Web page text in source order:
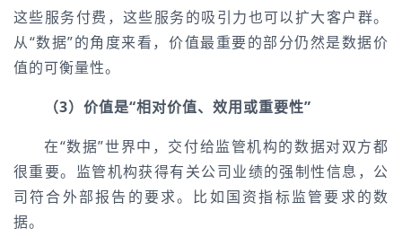
这些服务付费，这些服务的吸引力也可以扩大客户群。
从“数据”的角度来看，价值最重要的部分仍然是数据价
值的可衡量性。
（3）价值是“相对价值、效用或重要性”
在“数据”世界中，交付给监管机构的数据对双方都
很重要。监管机构获得有关公司业绩的强制性信息，公
司符合外部报告的要求。比如国资指标监管要求的数
据。